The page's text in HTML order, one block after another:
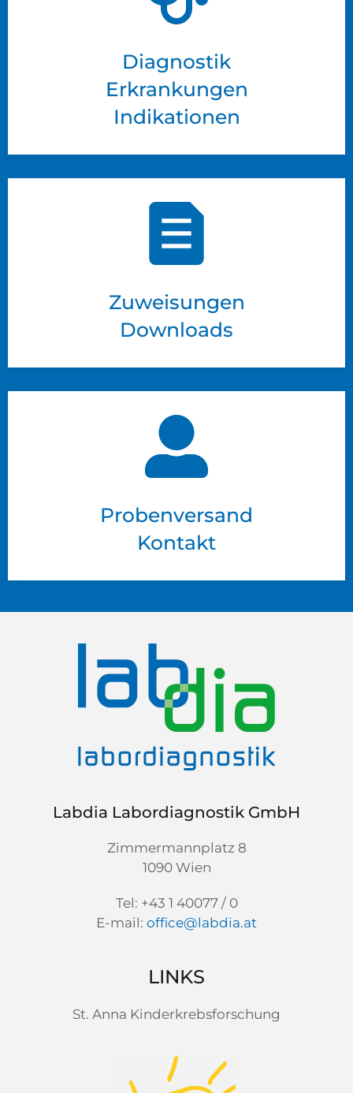
Diagnostik
Erkrankungen
Indikationen
Zuweisungen
Downloads
Probenversand
Kontakt
Labdia Labordiagnostik GmbH
Zimmermannplatz 8
1090 Wien
Tel: +43 1 40077 / 0
E-mail: office@labdia.at
LINKS
St. Anna Kinderkrebsforschung